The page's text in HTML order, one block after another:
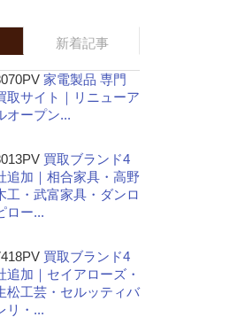
新着記事
家電製品 専門
取サイト｜リニューア
オープン...
買取ブランド4
追加｜相合家具・高野
工・武富家具・ダンロ
ロー...
買取ブランド4
追加｜セイアローズ・
松工芸・セルッティバ
リ・...